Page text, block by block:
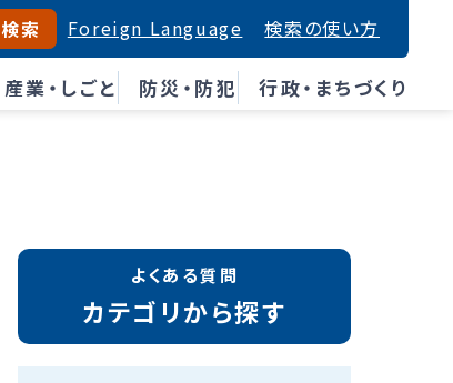
産業・しごと 防災・防犯 行政・まちづくり
検索 Foreign Language 検索の使い方
よくある質問
カテゴリから探す